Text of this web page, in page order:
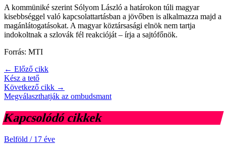
A kommüniké szerint Sólyom László a határokon túli magyar
kisebbséggel való kapcsolattartásban a jövőben is alkalmazza majd a
magánlátogatásokat. A magyar köztársasági elnök nem tartja
indokoltnak a szlovák fél reakcióját – írja a sajtófőnök.
Forrás: MTI
← Előző cikk
Kész a tető
Következő cikk →
Megválaszthatják az ombudsmant
Kapcsolódó cikkek
Belföld / 17 éve